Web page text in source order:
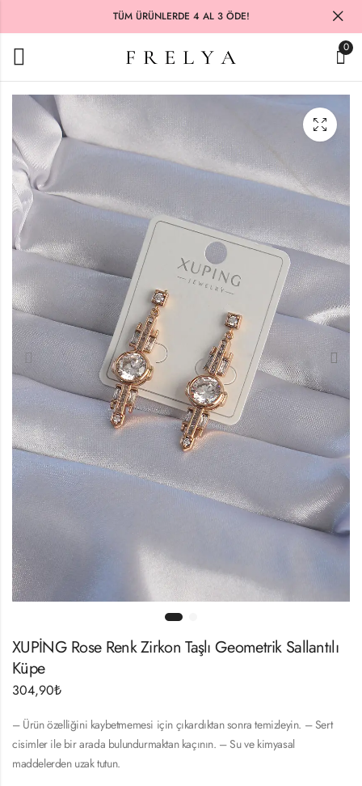
TÜM ÜRÜNLERDE 4 AL 3 ÖDE!
0
XUPİNG Rose Renk Zirkon Taşlı Geometrik Sallantılı
Küpe
304,90₺
– Ürün özelliğini kaybetmemesi için çıkardıktan sonra temizleyin. – Sert
cisimler ile bir arada bulundurmaktan kaçının. – Su ve kimyasal
maddelerden uzak tutun.